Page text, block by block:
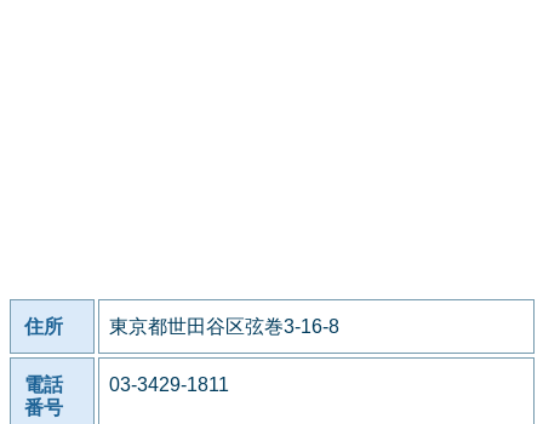
住所 東京都世田谷区弦巻3-16-8
電話
番号
03-3429-1811